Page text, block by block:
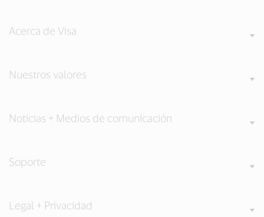
Acerca de Visa
Nuestros valores
Noticias + Medios de comunicación
Soporte
Legal + Privacidad